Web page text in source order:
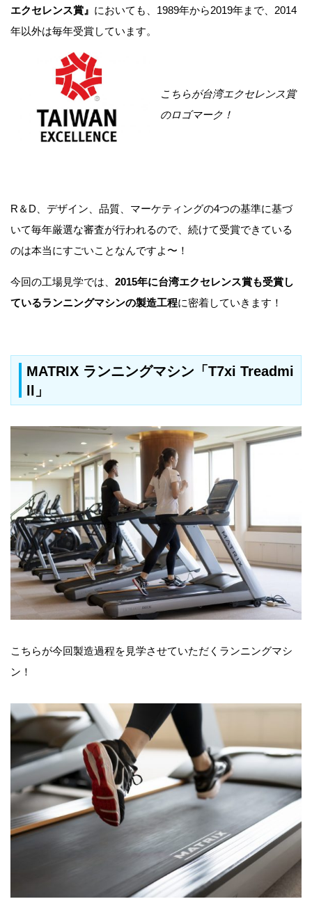
エクセレンス賞』 においても、1989年から2019年まで、2014
年以外は毎年受賞しています。
こちらが台湾エクセレンス賞
のロゴマーク！
R＆D、デザイン、品質、マーケティングの4つの基準に基づ
いて毎年厳選な審査が行われるので、続けて受賞できている
のは本当にすごいことなんですよ〜！
今回の工場見学では、 2015年に台湾エクセレンス賞も受賞し
ているランニングマシンの製造工程に密着していきます！
MATRIX ランニングマシン「T7xi Treadmi
ll」
こちらが今回製造過程を見学させていただくランニングマシ
ン！